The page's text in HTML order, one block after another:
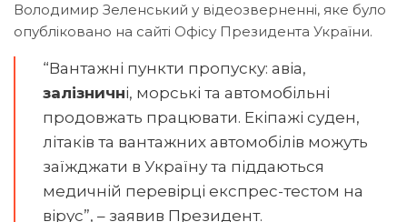
Володимир Зеленський у відеозверненні, яке було
опубліковано на сайті Офісу Президента України.
“Вантажні пункти пропуску: авіа,
залізничні, морські та автомобільні
продовжать працювати. Екіпажі суден,
літаків та вантажних автомобілів можуть
заїжджати в Україну та піддаються
медичній перевірці експрес-тестом на
вірус”, – заявив Президент.